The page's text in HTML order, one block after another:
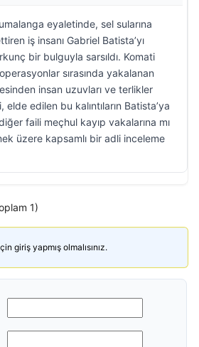
eyaletinde, sel sularına
iş insanı Gabriel Batista’yı
bir bulguyla sarsıldı. Komati
sırasında yakalanan
insan uzuvları ve terlikler
elde edilen bu kalıntıların Batista’ya
faili meçhul kayıp vakalarına mı
üzere kapsamlı bir adli inceleme
1)
giriş yapmış olmalısınız.